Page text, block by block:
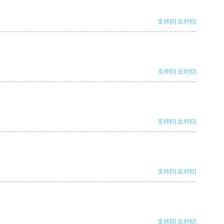
支持[0] 反对[0]
支持[0] 反对[0]
支持[0] 反对[0]
支持[0] 反对[0]
支持[0] 反对[0]